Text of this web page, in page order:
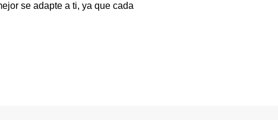
se adapte a ti, ya que cada